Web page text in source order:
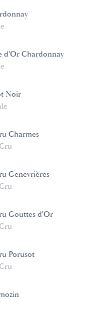
d'Or Chardonnay
Noir
Charmes
Genevrières
Gouttes d'Or
Porusot